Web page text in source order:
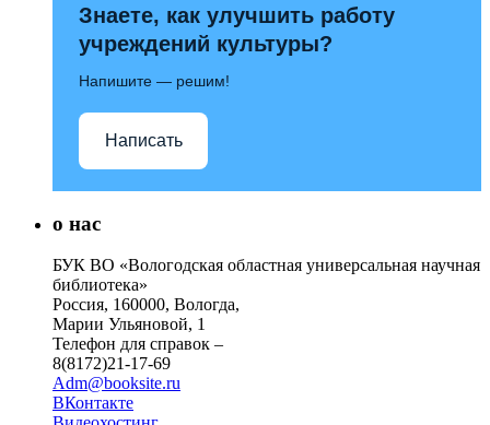
Знаете, как улучшить работу
учреждений культуры?
Напишите — решим!
Написать
о нас
БУК ВО «Вологодская областная универсальная научная
библиотека»
Россия, 160000, Вологда,
Марии Ульяновой, 1
Телефон для справок –
8(8172)21-17-69
Adm@booksite.ru
ВКонтакте